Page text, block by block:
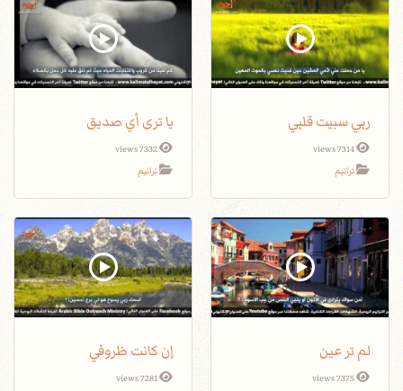
ربي سبيت قلبي
7314 views
ترانيم
يا ترى أي صديق
7332 views
ترانيم
لم تر عين
7375 views
إن كانت ظروفي
7281 views